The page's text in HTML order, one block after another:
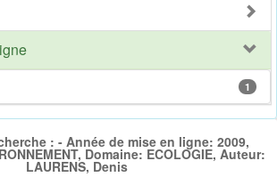
1
: - Année de mise en ligne: 2009,
Domaine: ECOLOGIE, Auteur:
LAURENS, Denis